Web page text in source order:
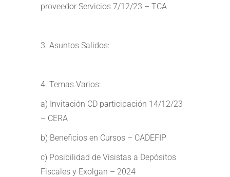
proveedor Servicios 7/12/23 – TCA
3. Asuntos Salidos:
4. Temas Varios:
a) Invitación CD participación 14/12/23
– CERA
b) Beneficios en Cursos – CADEFIP
c) Posibilidad de Visistas a Depósitos
Fiscales y Exolgan – 2024